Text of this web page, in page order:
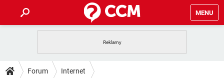
MENU
GRY
PORADY
Forum Internet